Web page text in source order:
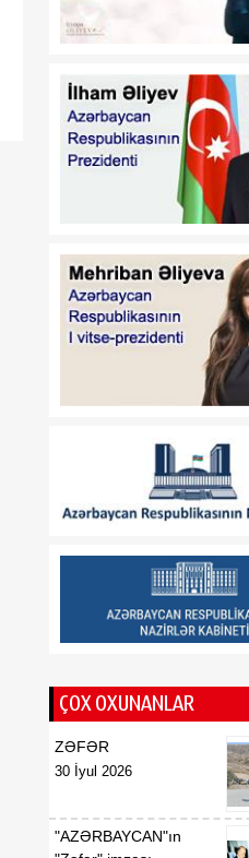
Dünyada 2,2 milyard
var
ABŞ-nin “Qızıl Günbəz”
raketdən müdafiə sistemi
sınaq mərhələsinə qədəm
Azərbaycan-Amerika
əlaqələrinin inkişafında
yeni mərhələ
münasibətlərində uğurlu
səhifə açılıb
Türk birliyi: tarixi
gücə doğru
ÇOX OXUNANLAR
ZƏFƏR
30 İyul 2026
"AZƏRBAYCAN"ın